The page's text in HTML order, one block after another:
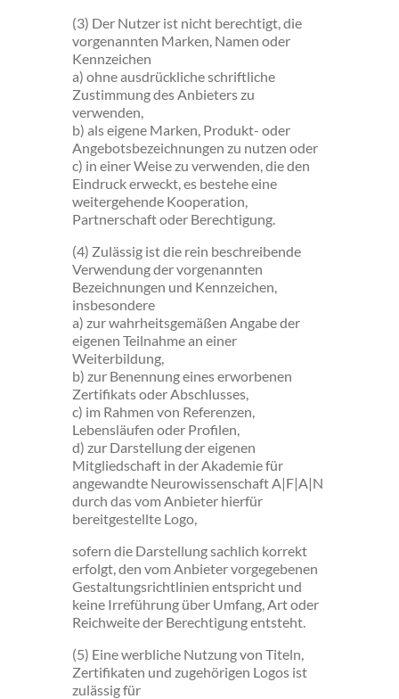
(3) Der Nutzer ist nicht berechtigt, die
vorgenannten Marken, Namen oder
Kennzeichen
a) ohne ausdrückliche schriftliche
Zustimmung des Anbieters zu
verwenden,
b) als eigene Marken, Produkt- oder
Angebotsbezeichnungen zu nutzen oder
c) in einer Weise zu verwenden, die den
Eindruck erweckt, es bestehe eine
weitergehende Kooperation,
Partnerschaft oder Berechtigung.
(4) Zulässig ist die rein beschreibende
Verwendung der vorgenannten
Bezeichnungen und Kennzeichen,
insbesondere
a) zur wahrheitsgemäßen Angabe der
eigenen Teilnahme an einer
Weiterbildung,
b) zur Benennung eines erworbenen
Zertifikats oder Abschlusses,
c) im Rahmen von Referenzen,
Lebensläufen oder Profilen,
d) zur Darstellung der eigenen
Mitgliedschaft in der Akademie für
angewandte Neurowissenschaft A|F|A|N
durch das vom Anbieter hierfür
bereitgestellte Logo,
sofern die Darstellung sachlich korrekt
erfolgt, den vom Anbieter vorgegebenen
Gestaltungsrichtlinien entspricht und
keine Irreführung über Umfang, Art oder
Reichweite der Berechtigung entsteht.
(5) Eine werbliche Nutzung von Titeln,
Zertifikaten und zugehörigen Logos ist
zulässig für